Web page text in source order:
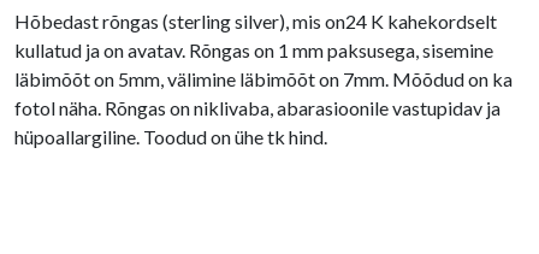
Hõbedast rõngas (sterling silver), mis on24 K kahekordselt
kullatud ja on avatav. Rõngas on 1 mm paksusega, sisemine
läbimõõt on 5mm, välimine läbimõõt on 7mm. Mõõdud on ka
fotol näha. Rõngas on niklivaba, abarasioonile vastupidav ja
hüpoallargiline. Toodud on ühe tk hind.